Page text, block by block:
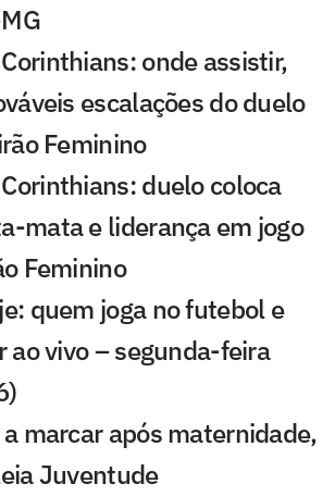
onde assistir,
escalações do duelo
Feminino
duelo coloca
mata e liderança em jogo
Feminino
quem joga no futebol e
ao vivo – segunda-feira
marcar após maternidade,
Juventude